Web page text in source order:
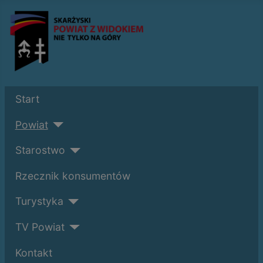
Start
Powiat
Starostwo
Rzecznik konsumentów
Turystyka
TV Powiat
Kontakt